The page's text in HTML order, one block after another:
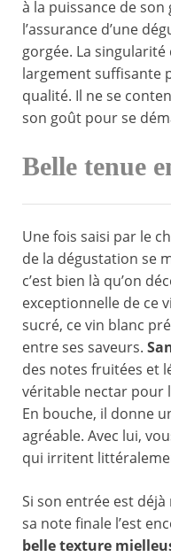
à la puissance de
l’assurance d’une
gorgée. La
largement suffisante
qualité. Il ne se
son goût pour se
Belle tenue
Une fois saisi par le
de la dégustation se
c’est bien là qu’on
exceptionnelle de ce
sucré, ce vin blanc
entre ses saveurs.
des notes fruitées et
véritable nectar pour
En bouche, il donne
agréable. Avec lui,
qui irritent
Si son entrée est
sa note finale l’est
belle texture